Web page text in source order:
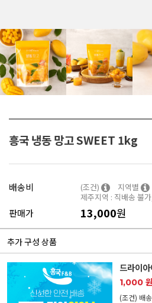
흥국 냉동 망고 SWEET 1kg
배송비 (조건)
지역별
제주지역 : 직배송 불
판매가 13,000원
추가 구성 상품
드라이
1,000 원
(조건) 배송